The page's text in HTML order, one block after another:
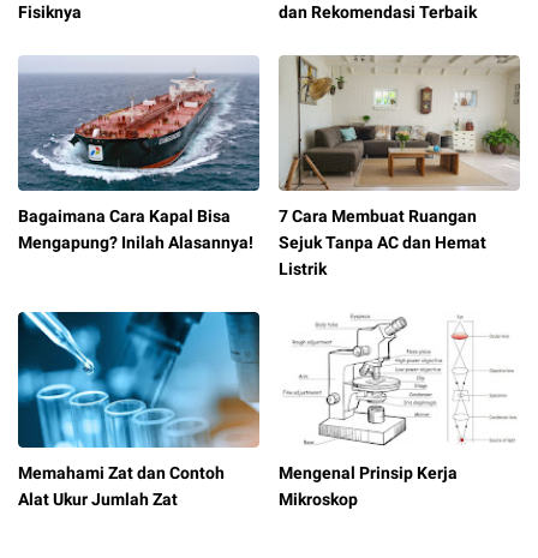
Fisiknya
dan Rekomendasi Terbaik
Bagaimana Cara Kapal Bisa
Mengapung? Inilah Alasannya!
7 Cara Membuat Ruangan
Sejuk Tanpa AC dan Hemat
Listrik
Memahami Zat dan Contoh
Alat Ukur Jumlah Zat
Mengenal Prinsip Kerja
Mikroskop